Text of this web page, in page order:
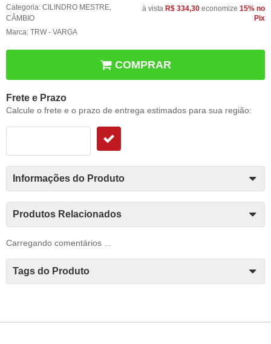
Categoria: CILINDRO MESTRE,
CÂMBIO
Marca: TRW - VARGA
à vista R$ 334,30 economize 15% no
Pix
COMPRAR
Frete e Prazo
Calcule o frete e o prazo de entrega estimados para sua região:
Informações do Produto
Produtos Relacionados
Carregando comentários ...
Tags do Produto